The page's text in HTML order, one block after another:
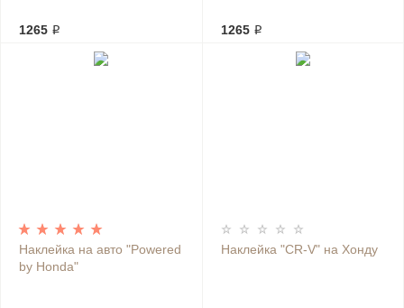
1265 ₽ 1265 ₽
Наклейка на авто "Powered
by Honda"
Наклейка "CR-V" на Хонду